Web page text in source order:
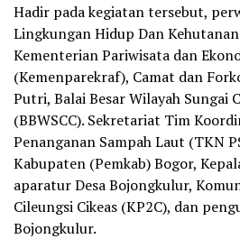
Hadir pada kegiatan tersebut,
Lingkungan Hidup Dan
Kementerian Pariwisata dan
(Kemenparekraf), Camat dan
Putri, Balai Besar Wilayah Sungai
(BBWSCC). Sekretariat Tim
Penanganan Sampah Laut (TKN
Kabupaten (Pemkab) Bogor,
aparatur Desa Bojongkulur,
Cileungsi Cikeas (KP2C), dan
Bojongkulur.